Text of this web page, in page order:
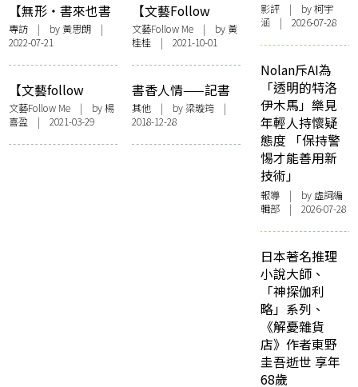
【無形・書來也書
去】趁在生之年，
好好照顧舊書——
訪「老總書房」鄭
明仁
專訪 | by 黃思朗 |
2022-07-21
【文藝Follow
me】一間書店 七
位店長 七個主
題 訪「七份一書
店」
文藝Follow Me| by 黃
桂桂 | 2021-10-01
【文藝follow
me】一拳書館：深
水埗的賣菜書店
—— 訪問龐一鳴
文藝Follow Me | by楊
喜盈 | 2021-03-29
書香人情——記書
展裡的舊書店
其他| by梁璇筠|
2018-12-28
影評 | by 柯宇
涵 | 2026-07-28
Nolan斥AI為
「透明的特洛
伊木馬」樂見
年輕人持懷疑
態度 「保持警
惕才能善用新
技術」
報導 | by 虛詞編
輯部 | 2026-07-28
日本著名推理
小說大師、
「神探伽利
略」系列、
《解憂雜貨
店》作者東野
圭吾逝世 享年
68歲